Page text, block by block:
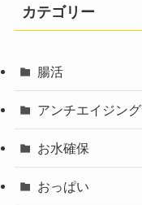
カテゴリー
腸活
アンチエイジング
お水確保
おっぱい